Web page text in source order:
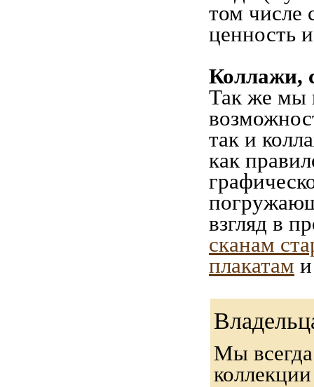
том числе
ценность
Коллажи,
Так же мы
так и
как
взгляд в
сканам
плакатам
Мы